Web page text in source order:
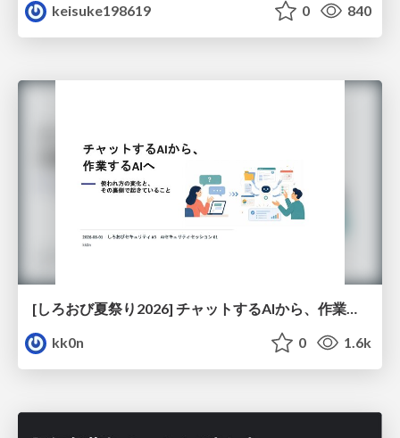
keisuke198619
0 840
[しろおび夏祭り2026] チャットするAIから、作業するAIへ - 使われ方の変化と、その裏側で起きていること
kk0n
0 1.6k